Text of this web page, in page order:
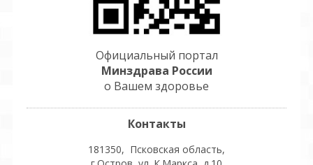
Официальный портал
Минздрава России
о Вашем здоровье
Контакты
181350, Псковская область,